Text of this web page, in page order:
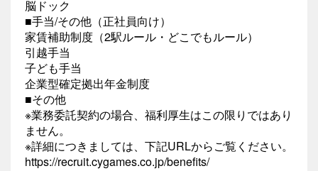
脳ドック
■手当/その他（正社員向け）
家賃補助制度（2駅ルール・どこでもルール）
引越手当
子ども手当
企業型確定拠出年金制度
■その他
※業務委託契約の場合、福利厚生はこの限りではあり
ません。
※詳細につきましては、下記URLからご覧ください。
https://recruit.cygames.co.jp/benefits/